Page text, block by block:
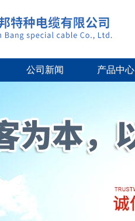
公司新闻 产品中心